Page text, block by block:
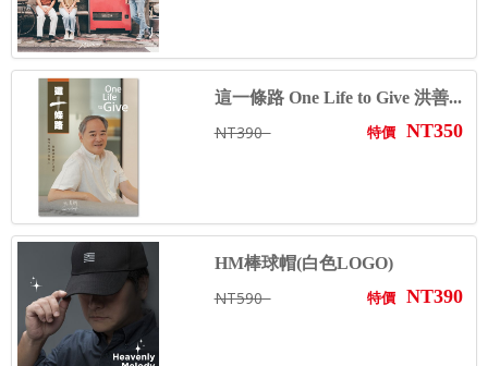
這一條路 One Life to Give 洪善...
NT390 特價 NT350
HM棒球帽(白色LOGO)
NT590 特價 NT390